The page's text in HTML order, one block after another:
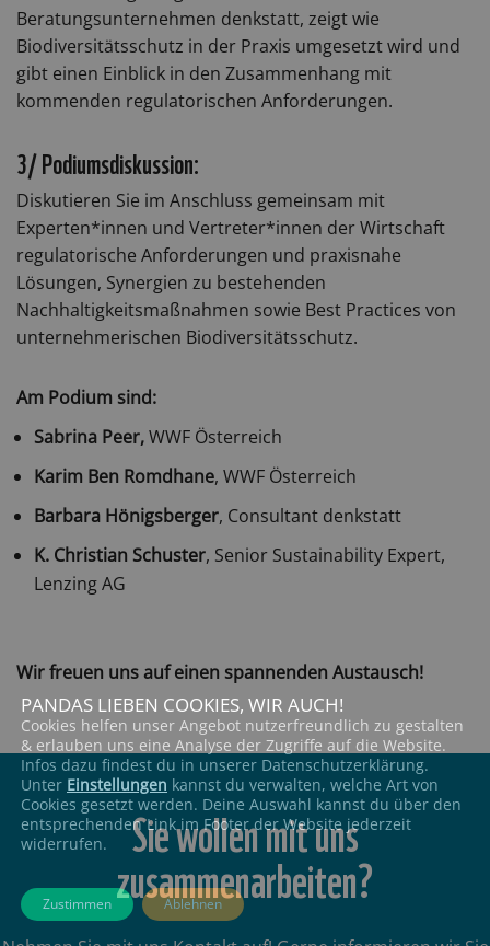
Beratungsunternehmen denkstatt, zeigt wie
Biodiversitätsschutz in der Praxis umgesetzt wird und
gibt einen Einblick in den Zusammenhang mit
kommenden regulatorischen Anforderungen.
3/ Podiumsdiskussion:
Diskutieren Sie im Anschluss gemeinsam mit
Experten*innen und Vertreter*innen der Wirtschaft
regulatorische Anforderungen und praxisnahe
Lösungen, Synergien zu bestehenden
Nachhaltigkeitsmaßnahmen sowie Best Practices von
unternehmerischen Biodiversitätsschutz.
Am Podium sind:
Sabrina Peer,WWF Österreich
Karim Ben Romdhane, WWF Österreich
Barbara Hönigsberger, Consultant denkstatt
K. Christian Schuster, Senior Sustainability Expert,
Lenzing AG
Wir freuen uns auf einen spannenden Austausch!
Sie wollen mit uns
zusammenarbeiten?
PANDAS LIEBEN COOKIES, WIR AUCH!
Cookies helfen unser Angebot nutzerfreundlich zu gestalten
& erlauben uns eine Analyse der Zugriffe auf die Website.
Infos dazu findest du in unserer Datenschutzerklärung.
Unter Einstellungen kannst du verwalten, welche Art von
Cookies gesetzt werden. Deine Auswahl kannst du über den
entsprechenden Link im Footer der Website jederzeit
widerrufen.
Zustimmen Ablehnen